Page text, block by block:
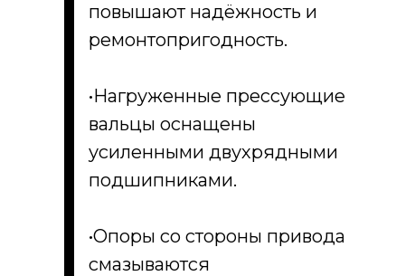
повышают надёжность и
ремонтопригодность.
•Нагруженные прессующие
вальцы оснащены
усиленными двухрядными
подшипниками.
•Опоры со стороны привода
смазываются